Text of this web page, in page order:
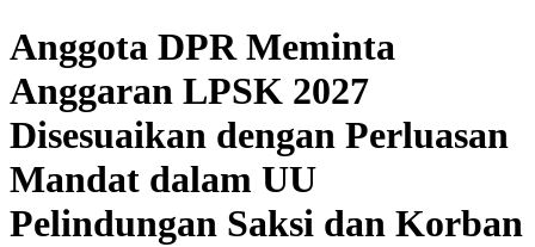
Anggota DPR Meminta
Anggaran LPSK 2027
Disesuaikan dengan Perluasan
Mandat dalam UU
Pelindungan Saksi dan Korban